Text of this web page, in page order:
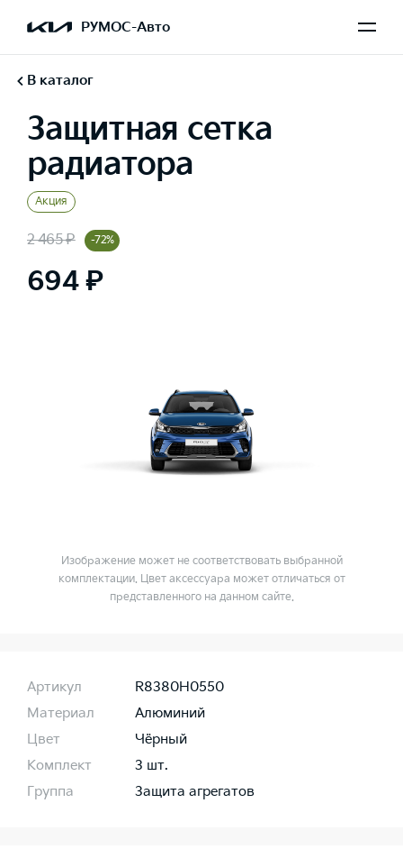
РУМОС-Авто
В каталог
Защитная сетка
радиатора
Акция
2 465 ₽ -72%
694 ₽
Изображение может не соответствовать выбранной
комплектации. Цвет аксессуара может отличаться от
представленного на данном сайте.
Артикул
R8380H0550
Материал
Алюминий
Цвет
Чёрный
Комплект
3 шт.
Группа
Защита агрегатов